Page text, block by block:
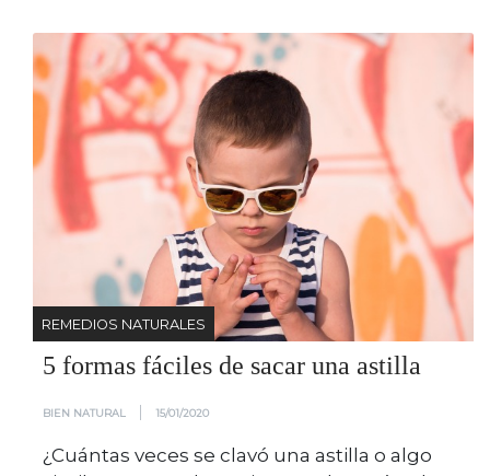
REMEDIOS NATURALES
5 formas fáciles de sacar una astilla
BIEN NATURAL | 15/01/2020
¿Cuántas veces se clavó una astilla o algo